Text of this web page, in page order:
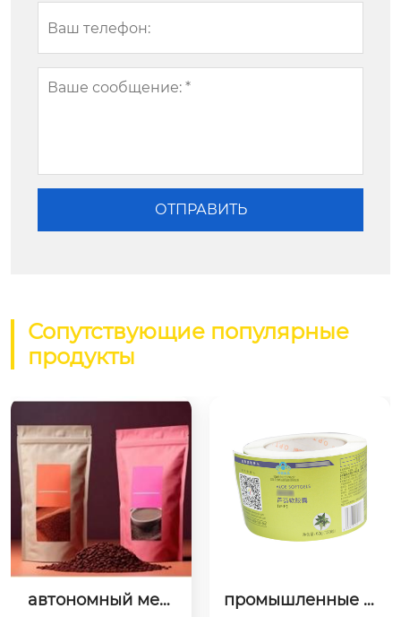
Сопутствующие популярные
продукты
автономный меш
промышленные м